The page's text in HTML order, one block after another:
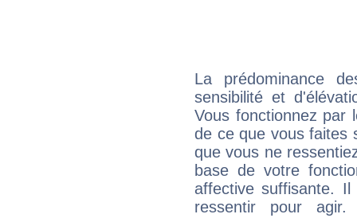
La prédominance
sensibilité et
Vous fonctionnez
de ce que vous faites
que vous ne
base de votre
affective suffisante.
ressentir pour agir.